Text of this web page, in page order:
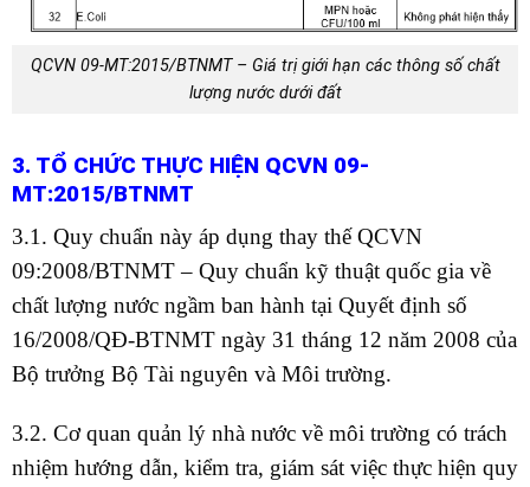
QCVN 09-MT:2015/BTNMT – Giá trị giới hạn các thông số chất
lượng nước dưới đất
3. TỔ CHỨC THỰC HIỆN QCVN 09-
MT:2015/BTNMT
3.1. Quy chuẩn này áp dụng thay thế QCVN
09:2008/BTNMT – Quy chuẩn kỹ thuật quốc gia về
chất lượng nước ngầm ban hành tại Quyết định số
16/2008/QĐ-BTNMT ngày 31 tháng 12 năm 2008 của
Bộ trưởng Bộ Tài nguyên và Môi trường.
3.2. Cơ quan quản lý nhà nước về môi trường có trách
nhiệm hướng dẫn, kiểm tra, giám sát việc thực hiện quy